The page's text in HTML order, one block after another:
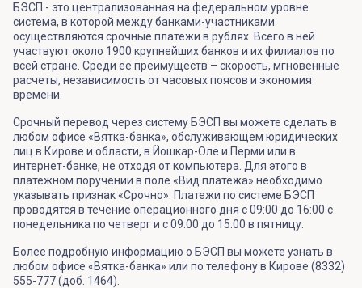
БЭСП - это централизованная на федеральном уровне
система, в которой между банками-участниками
осуществляются срочные платежи в рублях. Всего в ней
участвуют около 1900 крупнейших банков и их филиалов по
всей стране. Среди ее преимуществ – скорость, мгновенные
расчеты, независимость от часовых поясов и экономия
времени.
Срочный перевод через систему БЭСП вы можете сделать в
любом офисе «Вятка-банка», обслуживающем юридических
лиц в Кирове и области, в Йошкар-Оле и Перми или в
интернет-банке, не отходя от компьютера. Для этого в
платежном поручении в поле «Вид платежа» необходимо
указывать признак «Срочно». Платежи по системе БЭСП
проводятся в течение операционного дня с 09:00 до 16:00 с
понедельника по четверг и с 09:00 до 15:00 в пятницу.
Более подробную информацию о БЭСП вы можете узнать в
любом офисе «Вятка-банка» или по телефону в Кирове (8332)
555-777 (доб. 1464).